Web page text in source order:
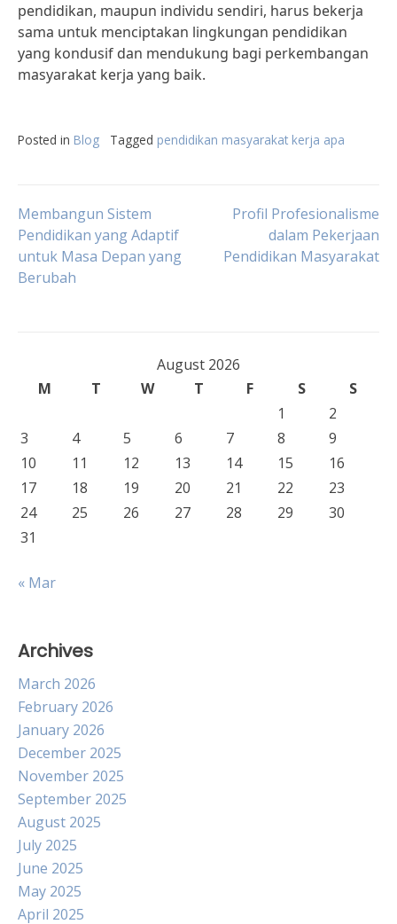
pendidikan, maupun individu sendiri, harus bekerja
sama untuk menciptakan lingkungan pendidikan
yang kondusif dan mendukung bagi perkembangan
masyarakat kerja yang baik.
Posted in Blog Tagged pendidikan masyarakat kerja apa
Post
navigation
Membangun Sistem
Pendidikan yang Adaptif
untuk Masa Depan yang
Berubah
Profil Profesionalisme
dalam Pekerjaan
Pendidikan Masyarakat
August 2026
M
T W T F S
S
1
2
3
4 5 6 7 8
9
10
11 12 13 14 15
16
17
18 19 20 21 22
23
24
25 26 27 28 29
30
31
« Mar
Archives
March 2026
February 2026
January 2026
December 2025
November 2025
September 2025
August 2025
July 2025
June 2025
May 2025
April 2025